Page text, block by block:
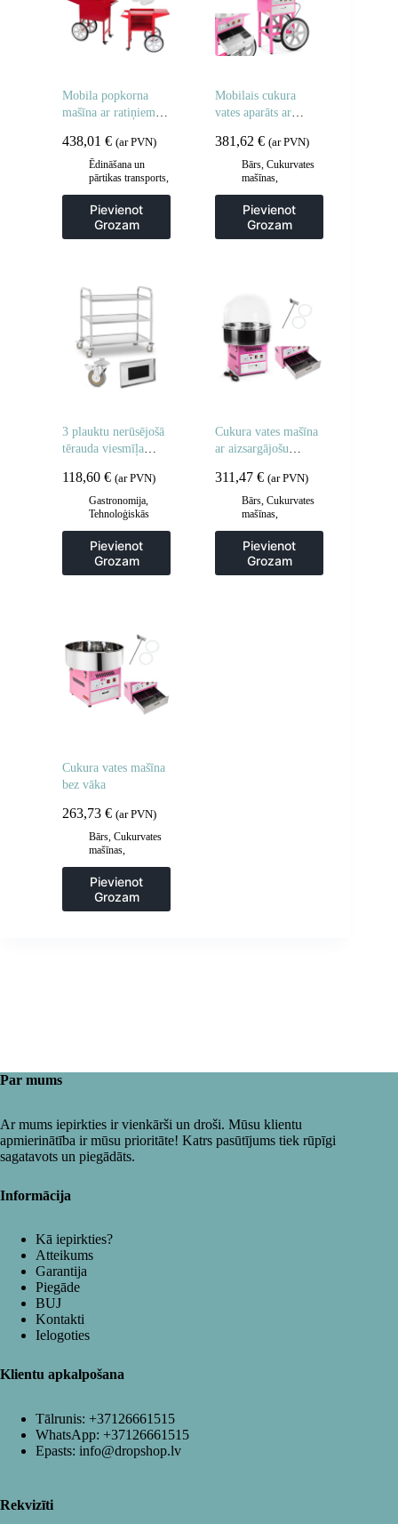
Mobila popkorna
mašīna ar ratiņiem uz
438,01 € (ar PVN)
Ēdināšana un
pārtikas transports
Popkorna mašīnas
Pievienot
Grozam
Mobilais cukura
vates aparāts ar
381,62€ (ar PVN)
Bārs ,Cukurvates
mašīnas
Pievienot
Grozam
3 plauktu nerūsējošā
tērauda viesmīļa
118,60 € (ar PVN)
Gastronomija
Tehnoloģiskās
un transporta ratiņi
Virtuve
Pievienot
Grozam
Cukura vates mašīna
ar aizsargājošu
311,47€ (ar PVN)
Bārs ,Cukurvates
mašīnas
Pievienot
Grozam
Cukura vates mašīna
bez vāka
263,73 € (ar PVN)
Bārs, Cukurvates
mašīnas,
Pievienot
Grozam
Par mums
Ar mums iepirkties ir vienkārši un droši. Mūsu klientu
apmierinātība ir mūsu prioritāte! Katrs pasūtījums tiek rūpīgi
sagatavots un piegādāts.
Informācija
Kā iepirkties?
Atteikums
Garantija
Piegāde
BUJ
Kontakti
Ielogoties
Klientu apkalpošana
Tālrunis: +37126661515
WhatsApp: +37126661515
Epasts: info@dropshop.lv
Rekvizīti